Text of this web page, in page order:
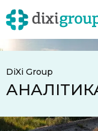
DiXi Group